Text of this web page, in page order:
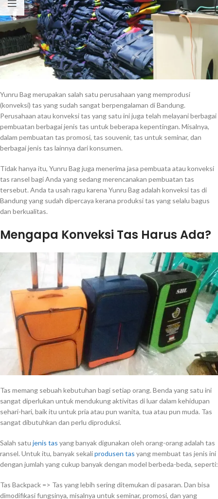
Yunru Bag merupakan salah satu perusahaan yang memprodusi
(konveksi) tas yang sudah sangat berpengalaman di Bandung.
Perusahaan atau konveksi tas yang satu ini juga telah melayani berbagai
pembuatan berbagai jenis tas untuk beberapa kepentingan. Misalnya,
dalam pembuatan tas promosi, tas souvenir, tas untuk seminar, dan
berbagai jenis tas lainnya dari konsumen.
Tidak hanya itu, Yunru Bag juga menerima jasa pembuata atau konveksi
tas ransel bagi Anda yang sedang merencanakan pembuatan tas
tersebut. Anda ta usah ragu karena Yunru Bag adalah konveksi tas di
Bandung yang sudah dipercaya kerana produksi tas yang selalu bagus
dan berkualitas.
Mengapa Konveksi Tas Harus Ada?
Tas memang sebuah kebutuhan bagi setiap orang. Benda yang satu ini
sangat diperlukan untuk mendukung aktivitas di luar dalam kehidupan
sehari-hari, baik itu untuk pria atau pun wanita, tua atau pun muda. Tas
sangat dibutuhkan dan perlu diproduksi.
Salah satu jenis tas yang banyak digunakan oleh orang-orang adalah tas
ransel. Untuk itu, banyak sekaliprodusen tas yang membuat tas jenis ini
dengan jumlah yang cukup banyak dengan model berbeda-beda, seperti:
Tas Backpack => Tas yang lebih sering ditemukan di pasaran. Dan bisa
dimodifikasi fungsinya, misalnya untuk seminar, promosi, dan yang